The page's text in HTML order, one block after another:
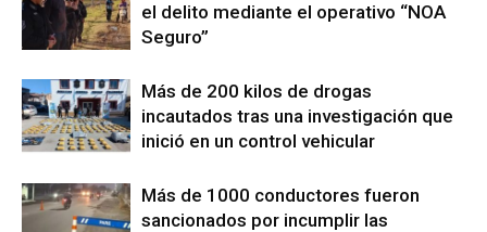
el delito mediante el operativo “NOA
Seguro”
Más de 200 kilos de drogas
incautados tras una investigación que
inició en un control vehicular
Más de 1000 conductores fueron
sancionados por incumplir las